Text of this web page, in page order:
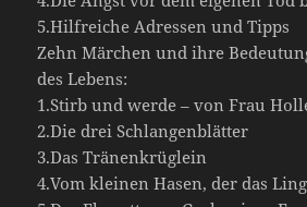
5.Hilfreiche Adressen und Tipps
Zehn Märchen und ihre
des Lebens:
1.Stirb und werde – von Frau
2.Die drei Schlangenblätter
3.Das Tränenkrüglein
4.Vom kleinen Hasen, der das